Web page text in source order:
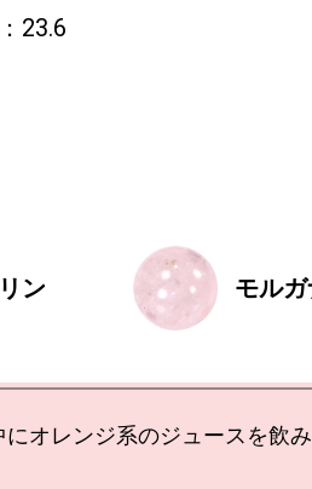
23.6
ン モル
にオレンジ系のジュースを飲